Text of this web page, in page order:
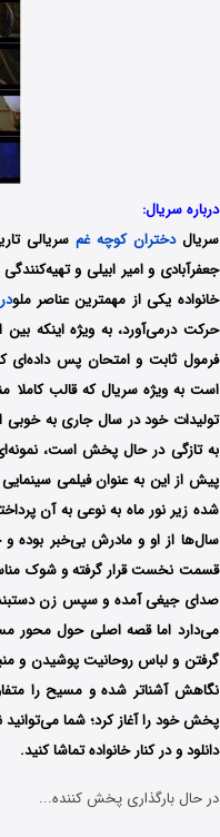
درباره سریال:
سریالدختران کوچه غم سریالی
خانواده یکی از مهمترین عناصر ملو
حرکت درمی‌آورد، به ویژه اینکه
فرمول ثابت و امتحان پس داده‌ای
است به ویژه سریال که قالب کاملا
تولیدات خود در سال جاری به خوبی
به تازگی در حال پخش است، نمونه‌ای
پیش از این به عنوان فیلمی
شده زیر نور ماه به نوعی به آن
سال‌ها از او و مادرش بی‌خبر بوده
قسمت نخست قرار گرفته و شوک
صدای جیغی آمده و سپس زن دستبند
می‌دارد اما قصه اصلی حول محور
گرفتن و لباس روحانیت پوشیدن و
پخش خود را آغاز کرد؛ شما
دانلود و در کنار خانواده تماشا کنید.
در حال بارگذاری پخش کننده...